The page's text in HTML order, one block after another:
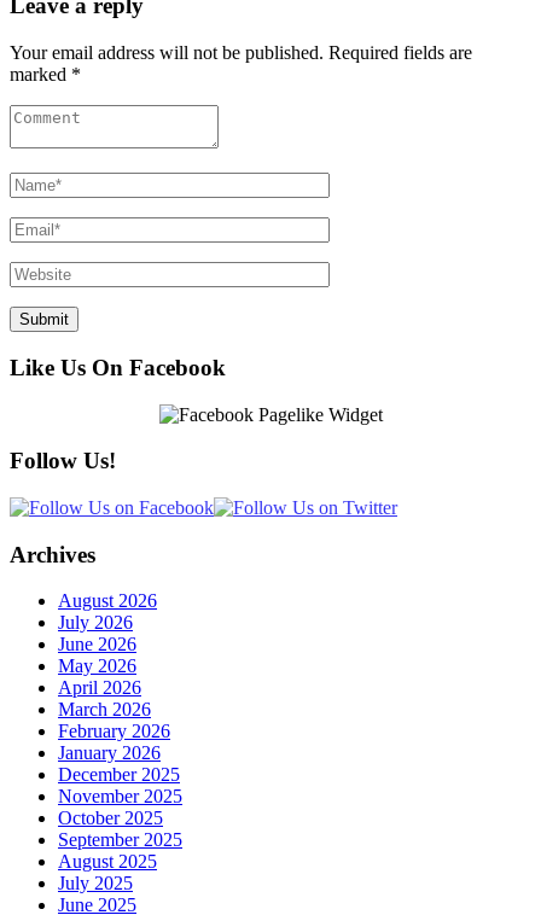
Leave a reply
Your email address will not be published. Required fields are
marked *
Like Us On Facebook
Follow Us!
Archives
August 2026
July 2026
June 2026
May 2026
April 2026
March 2026
February 2026
January 2026
December 2025
November 2025
October 2025
September 2025
August 2025
July 2025
June 2025